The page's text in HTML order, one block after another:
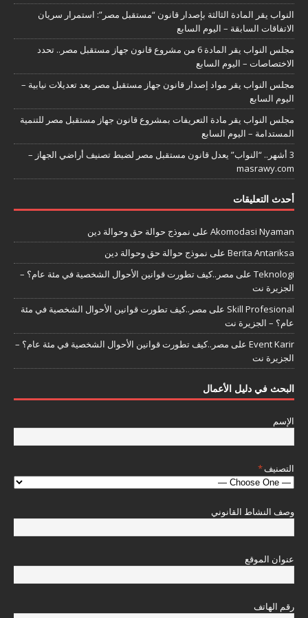
النواب يقر المادة الثالثة بإصدار قانون “مستقبل مصر”: استمرار سريان
الاتفاقات السابقة – اليوم السابع
مجلس النواب يقر المادة 6 من مشروع قانون جهاز مستقبل مصر.. تحدد
الاختصاصات – اليوم السابع
مجلس النواب يقر مواد إصدار قانون جهاز مستقبل مصر بعد تعديلات نيابية –
اليوم السابع
مجلس النواب يقر مادة التعريفات بمشروع قانون جهاز مستقبل مصر للتنمية
المستدامة – اليوم السابع
3 أشهر.. “النواب” يعدل قانون مستقبل مصر لضبط تصنيف أراضي الجهاز –
masrawy.com
أحدث التعليقات
Akomodasi Nyaman على نموذج حوالة حق وحوالة دين
Berita Antariksa على نموذج حوالة حق وحوالة دين
Teknologi على مصر..كيف تطورت قوانين الأحوال الشخصية في مئة عام؟ –
الجزيرة نت
Skill Profesional على مصر..كيف تطورت قوانين الأحوال الشخصية في مئة
عام؟ – الجزيرة نت
Event Karir على مصر..كيف تطورت قوانين الأحوال الشخصية في مئة عام؟ –
الجزيرة نت
البحث في دليل الأعمال
الإسم
التصنيف*
وصف النشاط القانوني
عنوان الموقع
رقم الهاتف